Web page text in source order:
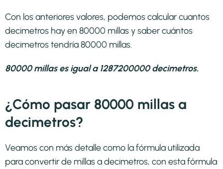
Con los anteriores valores, podemos calcular cuantos
decimetros hay en 80000 millas y saber cuántos
decimetros tendría 80000 millas.
80000 millas es igual a 1287200000 decimetros.
¿Cómo pasar 80000 millas a
decimetros?
Veamos con más detalle como la fórmula utilizada
para convertir de millas a decimetros, con esta fórmula